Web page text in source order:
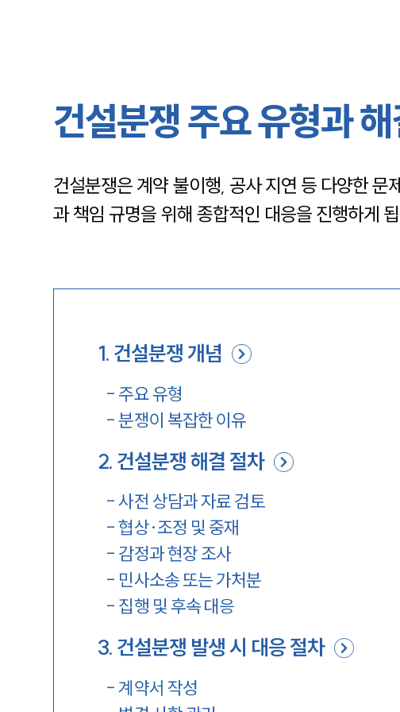
건설분쟁 주요 유형과
건설분쟁은 계약 불이행, 공사 지연 등 다양한
과 책임 규명을 위해 종합적인 대응을 진행하게
1. 건설분쟁 개념
- 주요 유형
-분쟁이 복잡한 이유
2. 건설분쟁 해결 절차
-사전 상담과 자료 검토
-협상·조정 및 중재
- 감정과 현장 조사
- 민사소송 또는 가처분
- 집행 및 후속 대응
3. 건설분쟁 발생 시 대응 절차
-계약서 작성